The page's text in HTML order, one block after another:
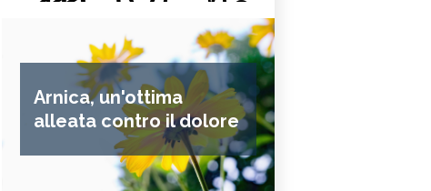
Arnica, un'ottima
alleata contro il dolore